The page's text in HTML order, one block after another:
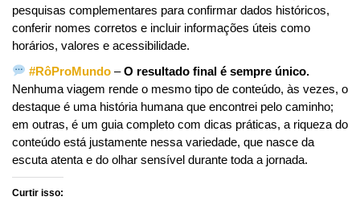
pesquisas complementares para confirmar dados históricos,
conferir nomes corretos e incluir informações úteis como
horários, valores e acessibilidade.
#RôProMundo –O resultado final é sempre único.
Nenhuma viagem rende o mesmo tipo de conteúdo, às vezes, o
destaque é uma história humana que encontrei pelo caminho;
em outras, é um guia completo com dicas práticas, a riqueza do
conteúdo está justamente nessa variedade, que nasce da
escuta atenta e do olhar sensível durante toda a jornada.
Curtir isso: